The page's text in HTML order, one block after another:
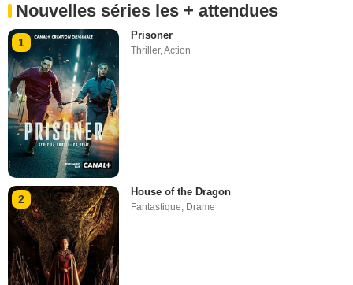
Nouvelles séries les + attendues
1
Prisoner
Thriller,Action
2
House of the Dragon
Fantastique Drame